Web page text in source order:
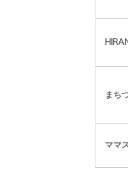
まち
ママ